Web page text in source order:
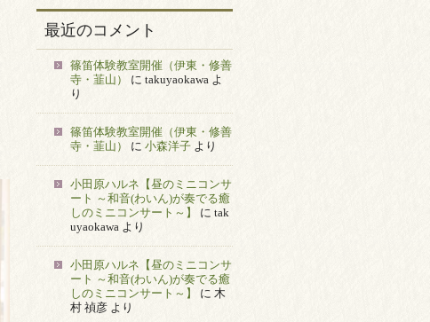
最近のコメント
篠笛体験教室開催（伊東・修善
寺・韮山）
に takuyaokawa よ
り
篠笛体験教室開催（伊東・修善
寺・韮山）
に 小森洋子 より
小田原ハルネ【昼のミニコンサ
ート ～和音(わいん)が奏でる癒
しのミニコンサート～】
に tak
uyaokawa より
小田原ハルネ【昼のミニコンサ
ート ～和音(わいん)が奏でる癒
しのミニコンサート～】
に 木
村 禎彦 より